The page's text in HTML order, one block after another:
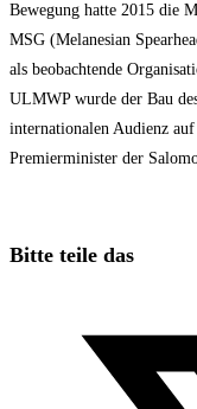
Bewegung hatte 2015 die
MSG (Melanesian
als beobachtende
ULMWP wurde der Bau
internationalen Audienz
Premierminister der
Bitte teile dasDiesen